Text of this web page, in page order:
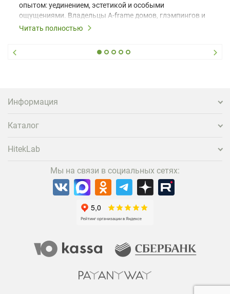
опытом: уединением, эстетикой и особыми
ощущениями. Владельцы A-frame домов, глэмпингов и
шале понимают, что конкуренция растет, и
вернуться и поделиться впечатлениями в соцсетях,
проектора.
Читать полностью
Информация
Каталог
HitekLab
Мы на связи в социальных сетях: